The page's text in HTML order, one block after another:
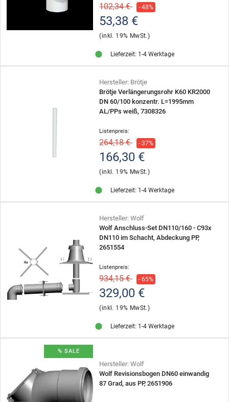
102,34 € - 48%
53,38 €
(inkl. 19% MwSt.)
Lieferzeit: 1-4 Werktage
Hersteller: Brötje
Brötje Verlängerungsrohr K60 KR2000
DN 60/100 konzentr. L=1995mm
AL/PPs weiß, 7308326
Listenpreis:
264,18 € - 37%
166,30 €
(inkl. 19% MwSt.)
Lieferzeit: 1-4 Werktage
Hersteller: Wolf
Wolf Anschluss-Set DN110/160 - C93x
DN110 im Schacht, Abdeckung PP,
2651554
Listenpreis:
934,15 € - 65%
329,00 €
(inkl. 19% MwSt.)
Lieferzeit: 1-4 Werktage
% SALE
Hersteller: Wolf
Wolf Revisionsbogen DN60 einwandig
87 Grad, aus PP, 2651906